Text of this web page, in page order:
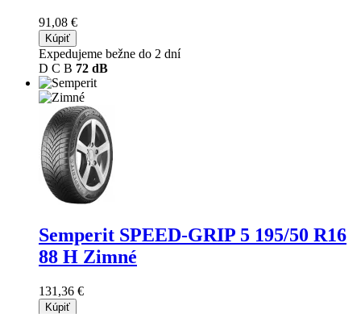
91,08 €
Kúpiť
Expedujeme bežne do 2 dní
D C B 72 dB
Semperit SPEED-GRIP 5 195/50 R16
88 H Zimné
131,36 €
Kúpiť